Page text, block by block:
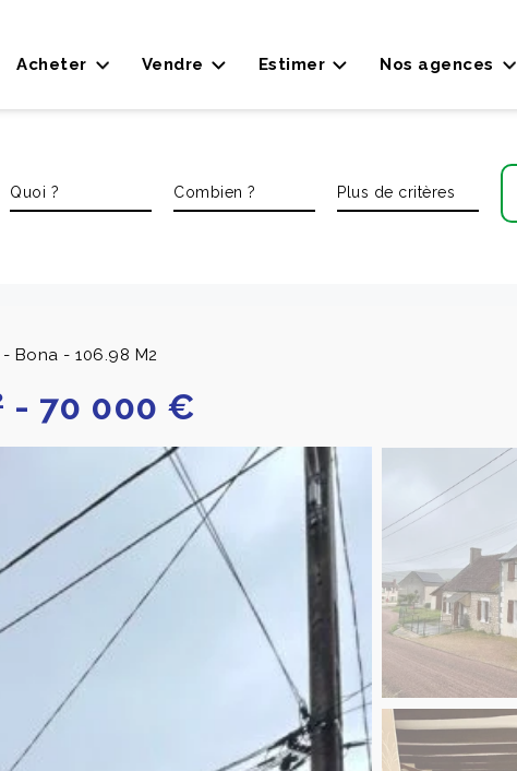
Acheter Vendre Estimer Nos agences
Bona - 106.98 M2
- 70 000 €